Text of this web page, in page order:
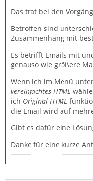
Das trat bei den
Betroffen sind
Zusammenhang mit
Es betrifft Emails mit
genauso wie größere
Wenn ich im Menü unter
vereinfachtes HTML
ich Original HTML
die Email wird auf
Gibt es dafür eine
Danke für eine kurze